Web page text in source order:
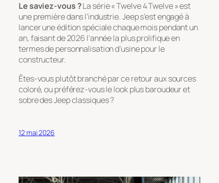
Le saviez-vous ?La série « Twelve 4 Twelve » est
une première dans l’industrie. Jeep s’est engagé à
lancer une édition spéciale chaque mois pendant un
an, faisant de 2026 l’année la plus prolifique en
termes de personnalisation d’usine pour le
constructeur.
Êtes-vous plutôt branché par ce retour aux sources
coloré, ou préférez-vous le look plus baroudeur et
sobre des Jeep classiques ?
12 mai 2026